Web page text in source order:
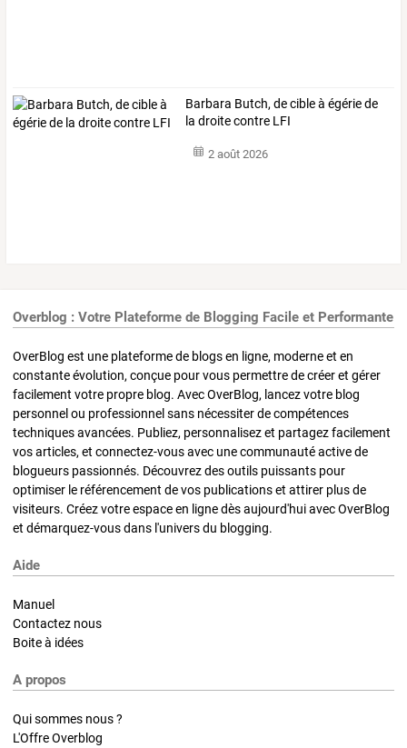
Barbara Butch, de cible à égérie de
la droite contre LFI
2 août 2026
Overblog : Votre Plateforme de Blogging Facile et Performante
OverBlog est une plateforme de blogs en ligne, moderne et en
constante évolution, conçue pour vous permettre de créer et gérer
facilement votre propre blog. Avec OverBlog, lancez votre blog
personnel ou professionnel sans nécessiter de compétences
techniques avancées. Publiez, personnalisez et partagez facilement
vos articles, et connectez-vous avec une communauté active de
blogueurs passionnés. Découvrez des outils puissants pour
optimiser le référencement de vos publications et attirer plus de
visiteurs. Créez votre espace en ligne dès aujourd'hui avec OverBlog
et démarquez-vous dans l'univers du blogging.
Aide
Manuel
Contactez nous
Boite à idées
A propos
Qui sommes nous ?
L'Offre Overblog